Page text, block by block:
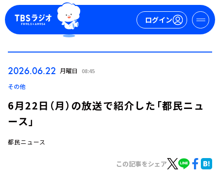
ログイン
2026.06.22 月曜日 08:45
その他
6月22日（月）の放送で紹介した「都民ニュ
ース」
都民ニュース
この記事をシェア